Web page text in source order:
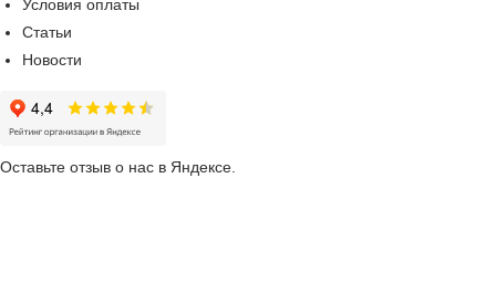
Условия оплаты
Статьи
Новости
Оставьте отзыв о нас в Яндексе.